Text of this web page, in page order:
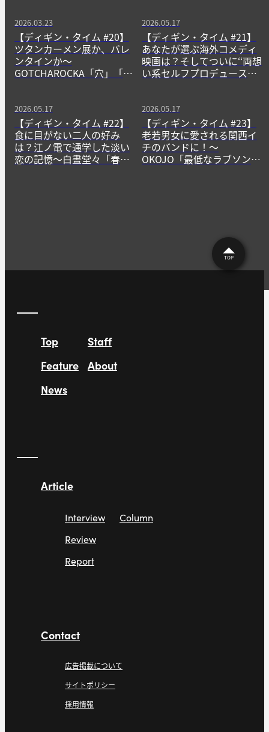
2026.03.23
【ディギン・タイム #20】
ツタンカーメン展か、バレ
ンタインか〜
GOTCHAROCKA「穴」「
2026.05.17
【ディギン・タイム #21】
あなたが選ぶ海外コメディ
映画は？そしてついに‘‘両想
い系セルフプロデュースア
「Grand-Brand-New」
2026.05.17
【ディギン・タイム #22】
食に目がない二人の好み
は？江ノ電で通学した淡い
恋の記憶〜白晝堂々「春の
2026.05.17
【ディギン・タイム #23】
老若男女に愛される関西イ
チのバンドに！〜
OKOJO「最低なラブソン
TOP
Top
Feature
News
Staff
About
Article
Interview
Review
Report
Column
Contact
広告掲載について
サイトポリシー
採用情報